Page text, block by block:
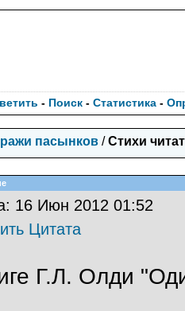
- Поиск - Статистика -
пасынков /Стихи
16 Июн 2012 01:52
Цитата
Г.Л. Олди